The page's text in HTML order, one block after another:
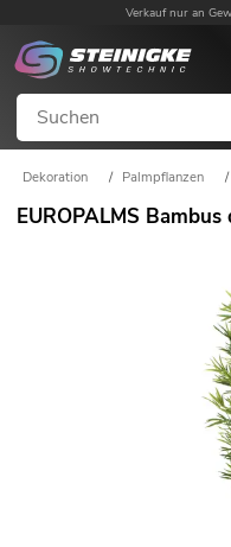
Verkauf nur an
Dekoration / Palmpflanzen /
EUROPALMS